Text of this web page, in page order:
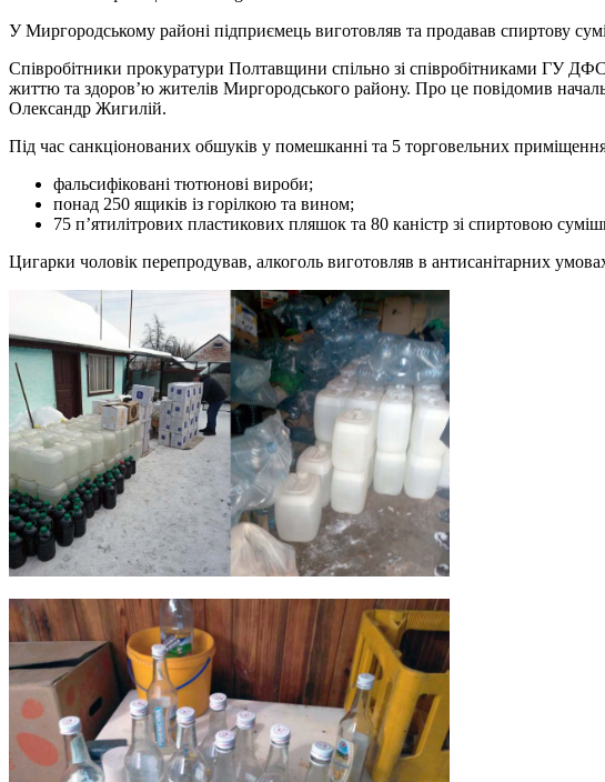
У Миргородському районі підприємець виготовляв та продавав спиртову
Співробітники прокуратури Полтавщини спільно зі співробітниками ГУ ДФС
життю та здоров’ю жителів Миргородського району. Про це повідомив
Олександр Жигилій.
Під час санкціонованих обшуків у помешканні та 5 торговельних
фальсифіковані тютюнові вироби;
понад 250 ящиків із горілкою та вином;
75 п’ятилітрових пластикових пляшок та 80 каністр зі спиртовою
Цигарки чоловік перепродував, алкоголь виготовляв в антисанітарних